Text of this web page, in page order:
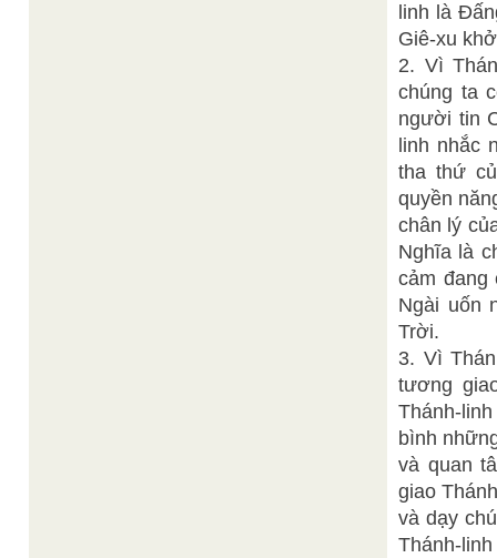
linh là
Giê-xu
2. Vì
chúng ta
người tin
linh nhắc
tha thứ
quyền
chân lý
Nghĩa là
cảm đang
Ngài uốn
Trời.
3. Vì
tương
Thánh-
bình
và quan
giao
và dạy
Thánh-